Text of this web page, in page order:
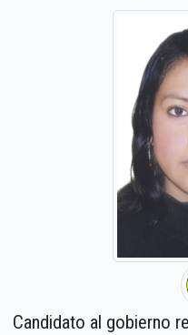
Candidato al gobierno